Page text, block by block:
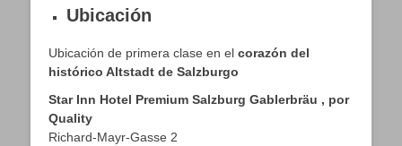
Ubicación
Ubicación de primera clase en el corazón del
histórico Altstadt de Salzburgo
Star Inn Hotel Premium Salzburg Gablerbräu , por
Quality
Richard-Mayr-Gasse 2